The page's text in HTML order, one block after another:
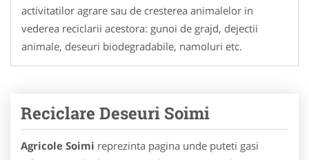
activitatilor agrare sau de cresterea animalelor in
vederea reciclarii acestora: gunoi de grajd, dejectii
animale, deseuri biodegradabile, namoluri etc.
Reciclare Deseuri Soimi
Agricole Soimi reprezinta pagina unde puteti gasi